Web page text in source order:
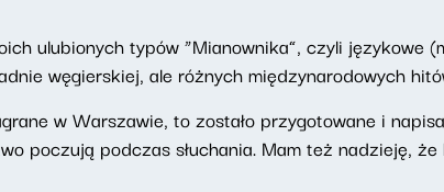
ulubionych typów “Mianownika”, czyli językowe
węgierskiej, ale różnych międzynarodowych
w Warszawie, to zostało przygotowane i
poczują podczas słuchania. Mam też nadzieję,